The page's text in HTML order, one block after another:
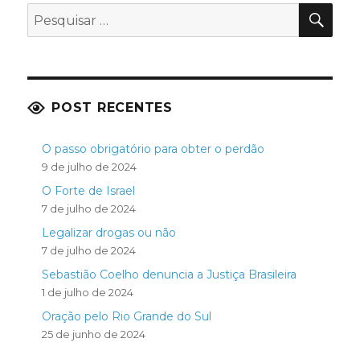
Pesquisar
POST RECENTES
O passo obrigatório para obter o perdão
9 de julho de 2024
O Forte de Israel
7 de julho de 2024
Legalizar drogas ou não
7 de julho de 2024
Sebastião Coelho denuncia a Justiça Brasileira
1 de julho de 2024
Oração pelo Rio Grande do Sul
25 de junho de 2024